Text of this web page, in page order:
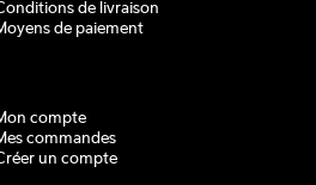
de livraison
de paiement
compte
commandes
un compte